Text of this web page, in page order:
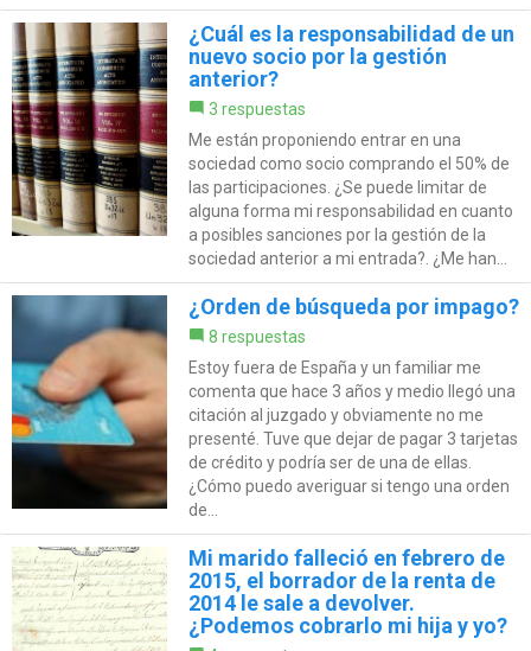
¿Cuál es la responsabilidad de un
nuevo socio por la gestión
anterior?
3 respuestas
Me están proponiendo entrar en una
sociedad como socio comprando el 50% de
las participaciones. ¿Se puede limitar de
alguna forma mi responsabilidad en cuanto
a posibles sanciones por la gestión de la
sociedad anterior a mi entrada?. ¿Me han...
¿Orden de búsqueda por impago?
8 respuestas
Estoy fuera de España y un familiar me
comenta que hace 3 años y medio llegó una
citación al juzgado y obviamente no me
presenté. Tuve que dejar de pagar 3 tarjetas
de crédito y podría ser de una de ellas.
¿Cómo puedo averiguar si tengo una orden
de...
Mi marido falleció en febrero de
2015, el borrador de la renta de
2014 le sale a devolver.
¿Podemos cobrarlo mi hija y yo?